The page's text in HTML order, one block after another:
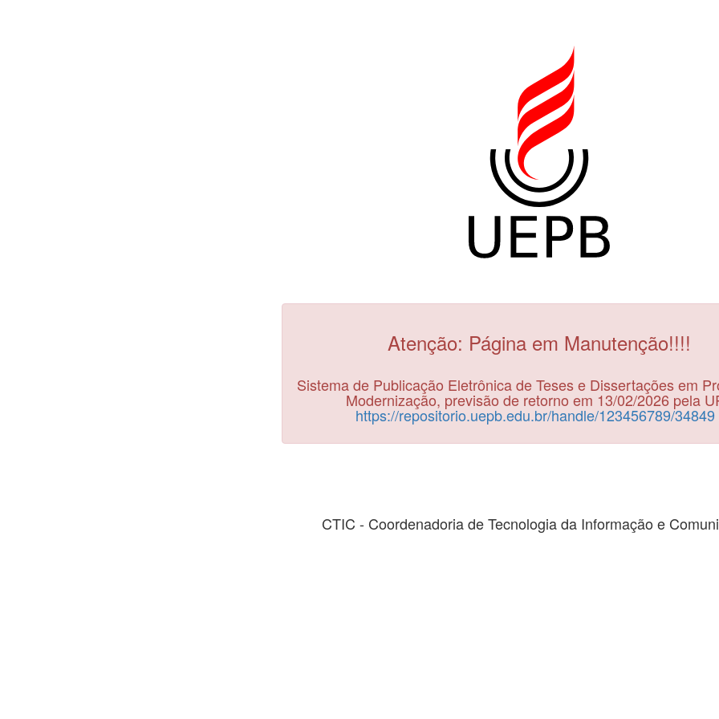
Atenção: Página em Manutenção!!!!
Sistema de Publicação Eletrônica de Teses e Dissertações em
Modernização, previsão de retorno em 13/02/2026 pela
https://repositorio.uepb.edu.br/handle/123456789/34849
CTIC - Coordenadoria de Tecnologia da Informação e